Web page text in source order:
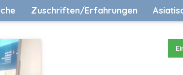
Zuschriften/Erfahrungen